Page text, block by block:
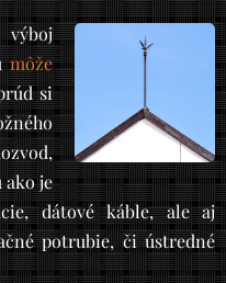
môže
si
ako je
dátové káble, ale aj
potrubie, či ústredné